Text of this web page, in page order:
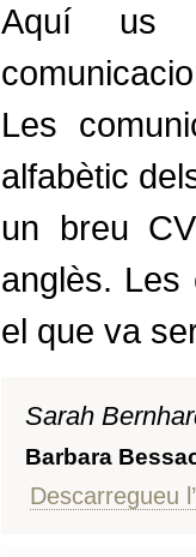
Aquí us
Les
alfabètic
un breu
anglès. Les
el que va
Sarah
Barbara
Descarregueu